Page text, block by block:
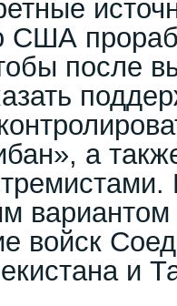
США
после
а
войск
и